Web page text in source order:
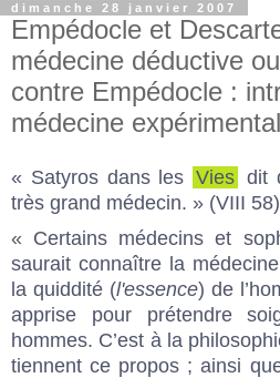
dimanche 28 janvier 2007
Empédocle et
médecine déductive
contre Empédocle :
médecine
« Satyros dans les Vies dit
très grand médecin. » (VIII 58)
« Certains médecins et
saurait connaître la
la quiddité (l'essence) de
apprise pour prétendre
hommes. C’est à la
tiennent ce propos ; ainsi